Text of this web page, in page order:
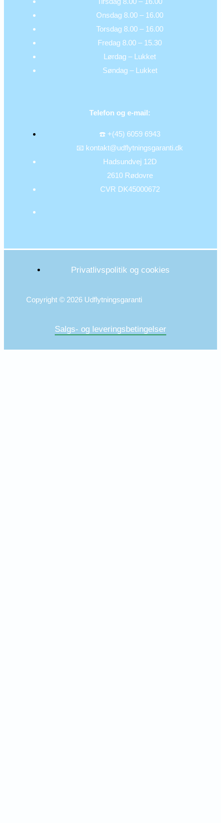
Onsdag 8.00 – 16.00
Torsdag 8.00 – 16.00
Fredag 8.00 – 15.30
Lørdag – Lukket
Søndag – Lukket
Telefon og e-mail:
☎️ +(45) 6059 6943
📧 kontakt@udflytningsgaranti.dk
Hadsundvej 12D
2610 Rødovre
CVR DK45000672
Privatlivspolitik og cookies
Copyright © 2026 Udflytningsgaranti
Salgs- og leveringsbetingelser